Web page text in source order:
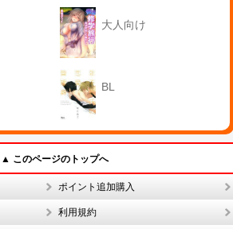
大人向け
BL
▲ このページのトップへ
ポイント追加購入
利用規約